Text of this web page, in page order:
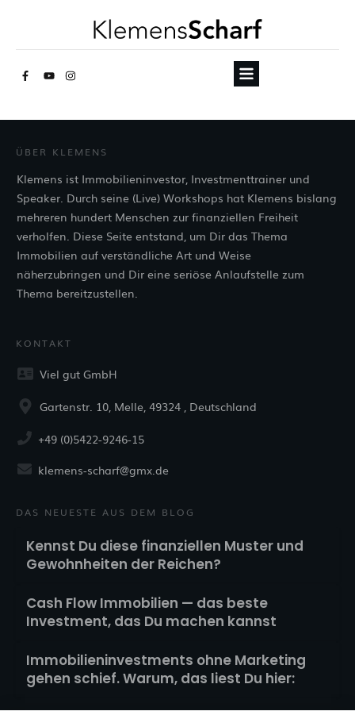
ÜBER KLEMENS
Klemens ist Immobilieninvestor, Investmenttrainer und
Speaker. Durch seine (Live) Workshops hat Klemens bislang
mehreren hundert Menschen zur finanziellen Freiheit
verholfen. Diese Seite entstand, um Dir das Thema
Immobilien auf verständliche Art und Weise
näherzubringen und Dir eine seriöse Anlaufstelle zum
Thema bereitzustellen.
KONTAKT
Viel gut GmbH
Gartenstr. 10, Melle, 49324 , Deutschland
+49 (0)5422-9246-15
klemens-scharf@gmx.de
DAS NEUESTE AUS DEM BLOG
Kennst Du diese finanziellen Muster und
Gewohnheiten der Reichen?
Cash Flow Immobilien — das beste
Investment, das Du machen kannst
Immobilieninvestments ohne Marketing
gehen schief. Warum, das liest Du hier: